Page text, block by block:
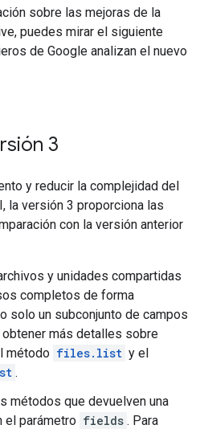
sobre las mejoras de la
puedes mirar el siguiente
de Google analizan el nuevo
3
y reducir la complejidad del
la versión 3 proporciona las
con la versión anterior
y unidades compartidas
completos de forma
solo un subconjunto de campos
obtener más detalles sobre
método files.list y el
.
métodos que devuelven una
el parámetro fields . Para